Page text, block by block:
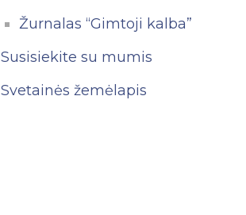
Žurnalas “Gimtoji kalba”
Susisiekite su mumis
Svetainės žemėlapis